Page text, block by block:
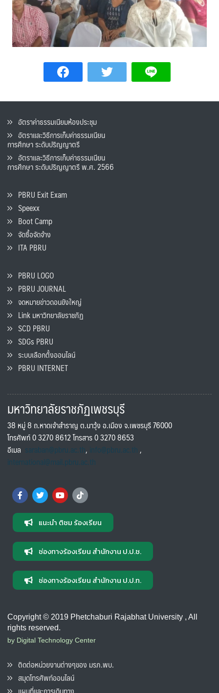
อัตราค่าธรรมเนียมห้องประชุม
อัตราและวิธีการเก็บค่าธรรมเนียน
การศึกษา ระดับปริญญาตรี
อัตราและวิธีการเก็บค่าธรรมเนียน
การศึกษา ระดับปริญญาตรี พ.ศ. 2566
PBRU Exit Exam
Speexx
Boot Camp
จัดซื้อจัดจ้าง
ITA PBRU
PBRU LOGO
PBRU JOURNAL
จดหมายข่าวดอนขังใหญ่
Link มหาวิทยาลัยราชภัฏ
SCD PBRU
SDGs PBRU
ระบบเลือกตั้งออนไลน์
PBRU INTERNET
มหาวิทยาลัยราชภัฏเพชรบุรี
38 หมู่ 8 ถ.หาดเจ้าสำราญ ต.นาวุ้ง อ.เมือง จ.เพชรบุรี 76000
โทรศัพท์ 0 3270 8612 โทรสาร 0 3270 8653
อีเมล saraban@pbru.ac.th, info@pbru.ac.th,
international@mail.pbru.ac.th
แนะนำ ติชม ร้องเรียน
ช่องทางร้องเรียน สำนักงาน ป.ป.ช.
ช่องทางร้องเรียน สำนักงาน ป.ป.ท.
Copyright © 2019 Phetchaburi Rajabhat University , All
rights reserved.
by Digital Technology Center
ติดต่อหน่วยงานต่างๆของ มรภ.พบ.
สมุดโทรศัพท์ออนไลน์